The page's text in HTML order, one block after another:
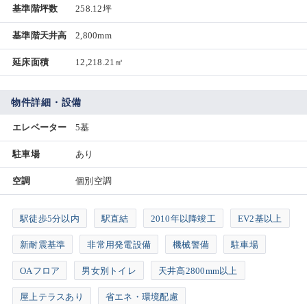
基準階坪数 258.12坪
基準階天井高 2,800mm
延床面積 12,218.21㎡
物件詳細・設備
エレベーター 5基
駐車場 あり
空調 個別空調
駅徒歩5分以内 駅直結 2010年以降竣工 EV2基以上
新耐震基準 非常用発電設備 機械警備 駐車場
OAフロア 男女別トイレ 天井高2800mm以上
屋上テラスあり 省エネ・環境配慮